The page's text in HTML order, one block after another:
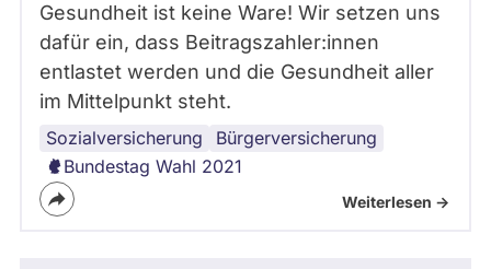
Gesundheit ist keine Ware! Wir setzen uns
dafür ein, dass Beitragszahler:innen
entlastet werden und die Gesundheit aller
im Mittelpunkt steht.
Sozialversicherung Bürgerversicherung
Gesundheitssystem
Bundestag Wahl 2021
Weiterlesen ->